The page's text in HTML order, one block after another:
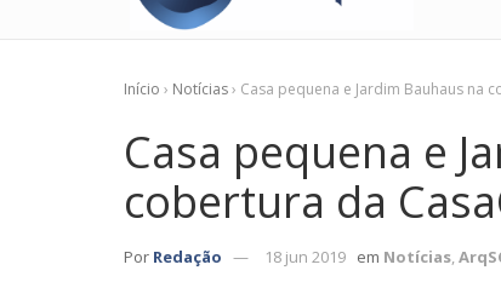
Início › Notícias› Casa pequena e Jardim Bauhaus na
Casa pequena e
cobertura da
Por Redação 18 jun 2019 em Notícias,